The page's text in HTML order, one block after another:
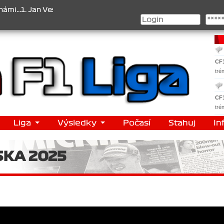
Jan Veselý , 2. Jan Nováček , 3. Jakub Chmelík , Pohár
Liga Výsledky Počasí Stahuj
2025